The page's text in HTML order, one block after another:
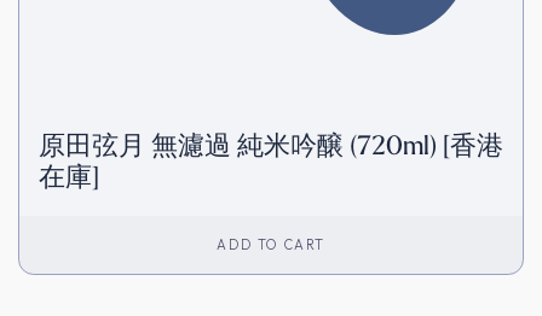
原田弦月 無濾過 純米吟醸 (720ml) [香港
在庫]
ADD TO CART